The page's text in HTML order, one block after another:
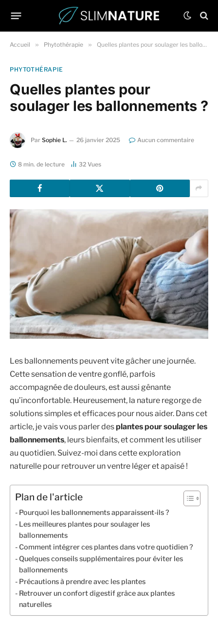
Accueil » Phytothérapie » Quelles plantes pour soulager les ballonnements ?
PHYTOTHÉRAPIE
Quelles plantes pour
soulager les ballonnements ?
Par Sophie L. 26 janvier 2025 Aucun commentaire
8 min. de lecture 32 Vues
Les ballonnements peuvent vite gâcher une journée.
Cette sensation de ventre gonflé, parfois
accompagnée de douleurs, est aussi gênante
qu’inconfortable. Heureusement, la nature regorge de
solutions simples et efficaces pour nous aider. Dans cet
article, je vais vous parler desplantes pour soulager les
ballonnements, leurs bienfaits, et comment les utiliser
au quotidien. Suivez-moi dans cette exploration
naturelle pour retrouver un ventre léger et apaisé !
Plan de l'article
Pourquoi les ballonnements apparaissent-ils ?
Les meilleures plantes pour soulager les
ballonnements
Comment intégrer ces plantes dans votre quotidien ?
Quelques conseils supplémentaires pour éviter les
ballonnements
Précautions à prendre avec les plantes
Retrouver un confort digestif grâce aux plantes
naturelles